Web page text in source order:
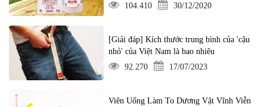
104.410
30/12/2020
[Giải đáp] Kích thước trung bình của 'cậu
nhỏ' của Việt Nam là bao nhiêu
92.270
17/07/2023
Viên Uống Làm To Dương Vật Vĩnh Viễn